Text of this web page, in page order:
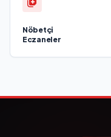
Nöbetçi
Eczaneler